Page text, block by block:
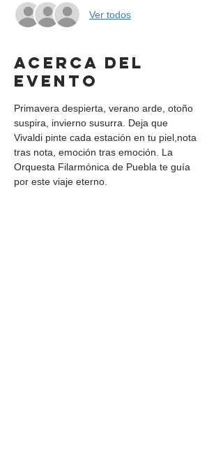
Ver todos
Acerca del
evento
Primavera despierta, verano arde, otoño
suspira, invierno susurra. Deja que
Vivaldi pinte cada estación en tu piel,nota
tras nota, emoción tras emoción. La
Orquesta Filarmónica de Puebla te guía
por este viaje eterno.